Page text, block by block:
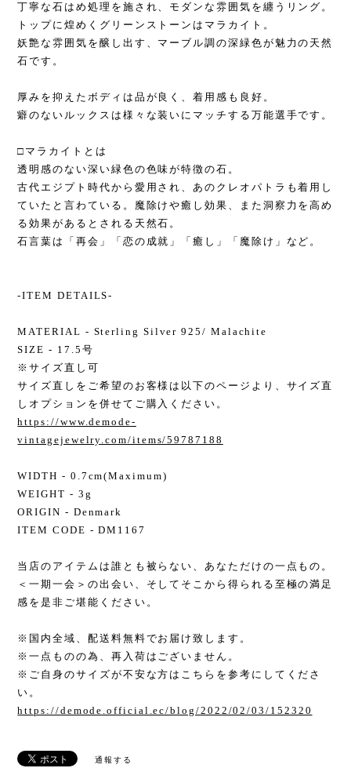
丁寧な石はめ処理を施され、モダンな雰囲気を纏うリング。
トップに煌めくグリーンストーンはマラカイト。
妖艶な雰囲気を醸し出す、マーブル調の深緑色が魅力の天然
石です。
厚みを抑えたボディは品が良く、着用感も良好。
癖のないルックスは様々な装いにマッチする万能選手です。
□マラカイトとは
透明感のない深い緑色の色味が特徴の石。
古代エジプト時代から愛用され、あのクレオパトラも着用し
ていたと言わている。魔除けや癒し効果、また洞察力を高め
る効果があるとされる天然石。
石言葉は「再会」「恋の成就」「癒し」「魔除け」など。
-ITEM DETAILS-
MATERIAL - Sterling Silver 925/ Malachite
SIZE - 17.5号
※サイズ直し可
サイズ直しをご希望のお客様は以下のページより、サイズ直
しオプションを併せてご購入ください。
https://www.demode-
vintagejewelry.com/items/59787188
WIDTH - 0.7cm(Maximum)
WEIGHT - 3g
ORIGIN - Denmark
ITEM CODE - DM1167
当店のアイテムは誰とも被らない、あなただけの一点もの。
＜一期一会＞の出会い、そしてそこから得られる至極の満足
感を是非ご堪能ください。
※国内全域、配送料無料でお届け致します。
※一点ものの為、再入荷はございません。
※ご自身のサイズが不安な方はこちらを参考にしてくださ
い。
https://demode.official.ec/blog/2022/02/03/152320
通報する